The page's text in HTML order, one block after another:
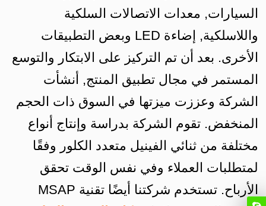
السيارات, معدات الاتصالات السلكية
واللاسلكية, إضاءة LED وبعض التطبيقات
الأخرى. بعد أن تم التركيز على الابتكار والتوسع
المستمر في مجال تطبيق المنتج, أنشأت
الشركة وعززت ميزتها في السوق ذات الحجم
المنخفض. تقوم الشركة بدراسة وإنتاج أنواع
مختلفة من ثنائي الفينيل متعدد الكلور وفقًا
لمتطلبات العملاء وفي نفس الوقت تحقق
الأرباح. تستخدم شركتنا أيضًا تقنية MSAP